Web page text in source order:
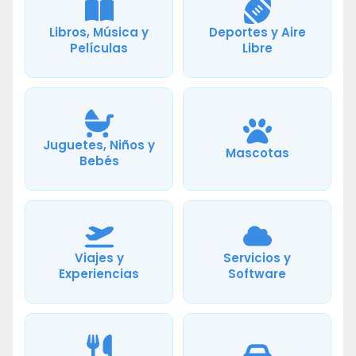
Libros, Música y
Películas
Deportes y Aire
Libre
Juguetes, Niños y
Bebés
Mascotas
Viajes y
Experiencias
Servicios y
Software